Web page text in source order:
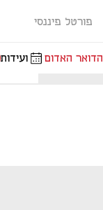
פורטל פיננסי
הדואר האדום ועידות